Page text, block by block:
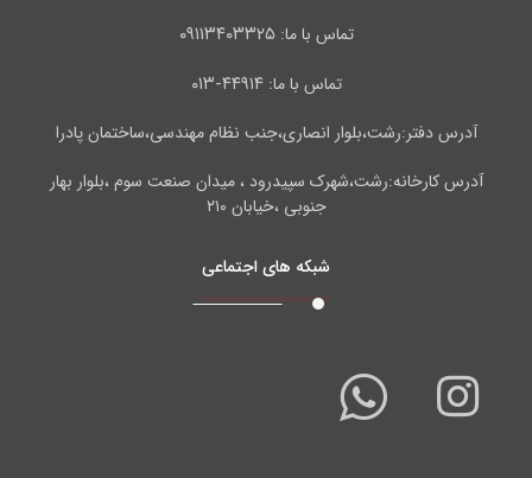
تماس با ما:۰۹۱۱۳۴۰۳۳۲۵
تماس با ما: ۴۴۹۱۴-۰۱۳
آدرس دفتر:رشت،بلوار انصاری،جنب نظام مهندسی،ساختمان پادرا
آدرس کارخانه:رشت،شهرک سپیدرود ، میدان صنعت سوم ،بلوار بهار
جنوبی ،خیابان ۲۱۰
شبکه های اجتماعی